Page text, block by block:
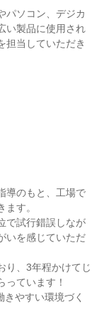
パソコン、デジカ
い製品に使用され
担当していただき
導のもと、工場で
す。
で試行錯誤しなが
いを感じていただ
り、3年程かけてじ
っています！
やすい環境づく